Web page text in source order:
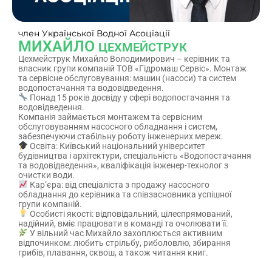
член Української Водної Асоціації
МИХАЙЛО ЦЕХМЕЙСТРУК
Цехмейструк Михайло Володимирович – керівник та
власник групи компаній ТОВ «Гідромаш Сервіс». Монтаж
та сервісне обслуговування: машин (насоси) та систем
водопостачання та водовідведення.
Понад 15 років досвіду у сфері водопостачання та
водовідведення.
Компанія займається монтажем та сервісним
обслуговуванням насосного обладнання і систем,
забезпечуючи стабільну роботу інженерних мереж.
Освіта: Київський національний університет
будівництва і архітектури, спеціальність «Водопостачання
та водовідведення», кваліфікація інженер-технолог з
очистки води.
Кар’єра: від спеціаліста з продажу насосного
обладнання до керівника та співзасновника успішної
групи компаній.
Особисті якості: відповідальний, цілеспрямований,
надійний, вміє працювати в команді та очолювати її.
У вільний час Михайло захоплюється активним
відпочинком: любить стрільбу, риболовлю, збирання
грибів, плавання, сквош, а також читання книг.